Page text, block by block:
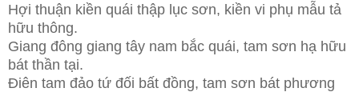
Hợi thuận kiền quái thập lục sơn, kiền vi phụ mẫu tả
hữu thông.
Giang đông giang tây nam bắc quái, tam sơn hạ hữu
bát thần tại.
Điên tam đảo tứ đối bất đồng, tam sơn bát phương